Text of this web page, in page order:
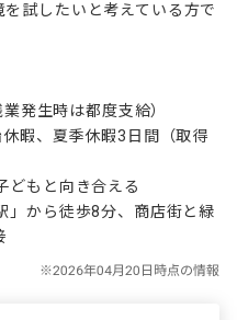
試したいと考えている方で
発生時は都度支給）
暇、夏季休暇3日間（取得
どもと向き合える
」から徒歩8分、商店街と緑